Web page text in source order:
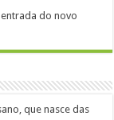
entrada do novo
que nasce das